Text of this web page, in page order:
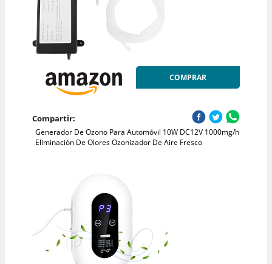
COMPRAR
Compartir:
Generador De Ozono Para Automóvil 10W DC12V 1000mg/h
Eliminación De Olores Ozonizador De Aire Fresco